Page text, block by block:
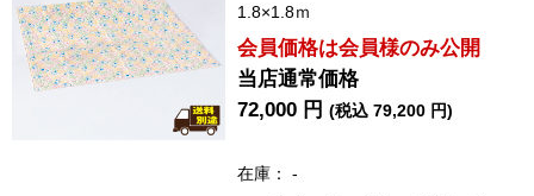
1.8×1.8ｍ
会員価格は会員様のみ公開
当店通常価格
72,000 円(税込 79,200 円)
在庫： -